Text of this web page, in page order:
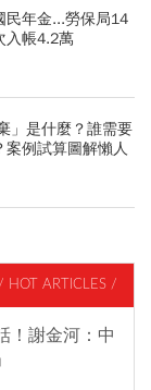
民年金...勞保局14
入帳4.2萬
」是什麼？誰需要
例試算圖解懶人
/ HOT ARTICLES /
！謝金河：中